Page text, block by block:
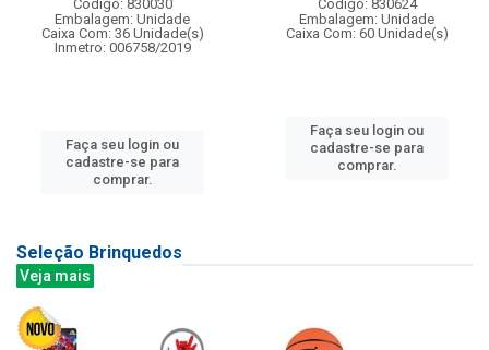
Código: 830030
Embalagem: Unidade
Caixa Com: 36 Unidade(s)
Inmetro: 006758/2019
Faça seu login ou
cadastre-se para
comprar.
Código: 830624
Embalagem: Unidade
Caixa Com: 60 Unidade(s)
Faça seu login ou
cadastre-se para
comprar.
Seleção Brinquedos
Veja mais